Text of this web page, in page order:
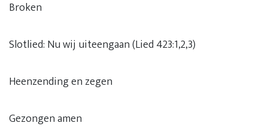
Broken
Slotlied: Nu wij uiteengaan (Lied 423:1,2,3)
Heenzending en zegen
Gezongen amen